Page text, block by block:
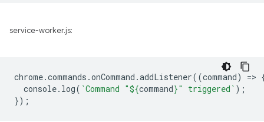
service-worker.js:
chrome.commands .onCommand .addListener((command) =>
console. log( `Command "${command}" triggered` );
});